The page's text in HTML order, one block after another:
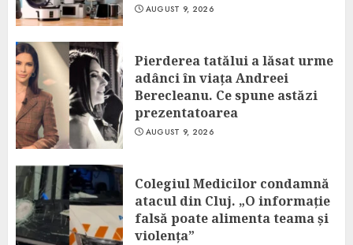
AUGUST 9, 2026
Pierderea tatălui a lăsat urme
adânci în viața Andreei
Berecleanu. Ce spune astăzi
prezentatoarea
AUGUST 9, 2026
Colegiul Medicilor condamnă
atacul din Cluj. „O informație
falsă poate alimenta teama și
violența”